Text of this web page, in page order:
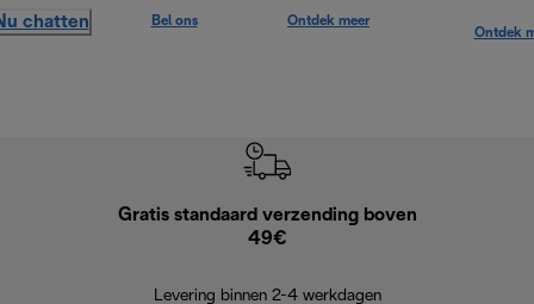
chatten Bel ons Ontdek meer
Ontdek
Gratis standaard verzending boven
49€
Levering binnen 2-4 werkdagen